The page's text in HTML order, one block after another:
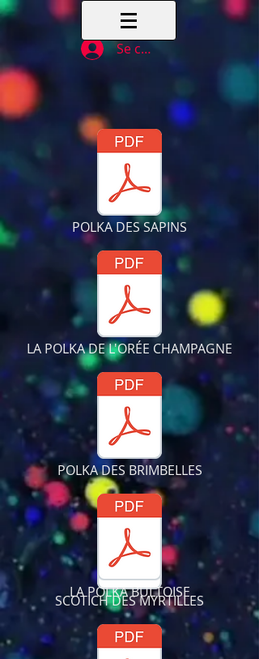
Se connecter
SCOTICH DES MYRTILLES
POLKA DES SAPINS
LA POLKA DE L'ORÉE CHAMPAGNE
POLKA DES BRIMBELLES
LA POLKA BULTOISE